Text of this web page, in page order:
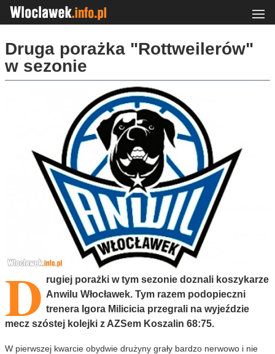
Druga porażka "Rottweilerów"
w sezonie
D rugiej porażki w tym sezonie doznali koszykarze
Anwilu Włocławek. Tym razem podopieczni
trenera Igora Milicicia przegrali na wyjeździe
mecz szóstej kolejki z AZSem Koszalin 68:75.
W pierwszej kwarcie obydwie drużyny grały bardzo nerwowo i nie